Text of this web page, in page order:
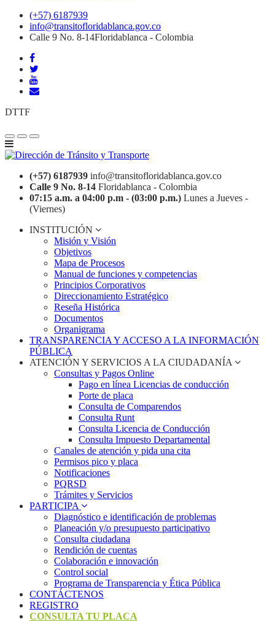
(+57) 6187939
info@transitofloridablanca.gov.co
Calle 9 No. 8-14Floridablanca - Colombia
DTTF
(+57) 6187939 info@transitofloridablanca.gov.co
Calle 9 No. 8-14 Floridablanca - Colombia
07:15 a.m. a 04:00 p.m - (03:00 p.m.) Lunes a Jueves -
(Viernes)
INSTITUCIÓN
Misión y Visión
Objetivos
Mapa de Procesos
Manual de funciones y competencias
Principios Corporativos
Direccionamiento Estratégico
Reseña Histórica
Documentos
Organigrama
TRANSPARENCIA Y ACCESO A LA INFORMACIÓN
PÚBLICA
ATENCIÓN Y SERVICIOS A LA CIUDADANÍA
Consultas y Pagos Online
Pago en línea Licencias de conducción
Porte de placa
Consulta de Comparendos
Consulta Runt
Consulta Licencia de Conducción
Consulta Impuesto Departamental
Canales de atención y pida una cita
Permisos pico y placa
Notificaciones
PQRSD
Trámites y Servicios
PARTICIPA
Diagnóstico e identificación de problemas
Planeación y/o presupuesto participativo​
Consulta ciudadana
Rendición de cuentas
Colaboración e innovación
Control social
Programa de Transparencia y Ética Pública
CONTÁCTENOS
REGISTRO
CONSULTA TU PLACA